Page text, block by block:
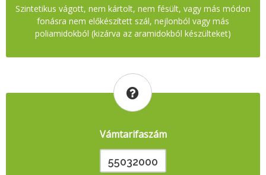
Szintetikus vágott, nem kártolt, nem fésült, vagy más módon
fonásra nem előkészített szál, nejlonból vagy más
poliamidokból (kizárva az aramidokból készülteket)
Vámtarifaszám
55032000